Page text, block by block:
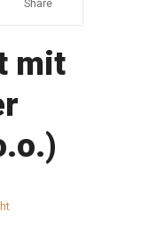
Share
mit